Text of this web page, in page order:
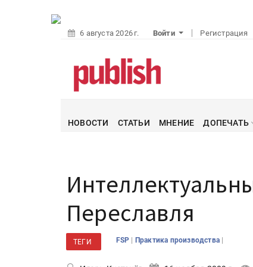
6 августа 2026 г. Войти Регистрация
НОВОСТИ СТАТЬИ МНЕНИЕ ДОПЕЧАТЬ
Переславля
ТЕГИ FSP | Практика производства |